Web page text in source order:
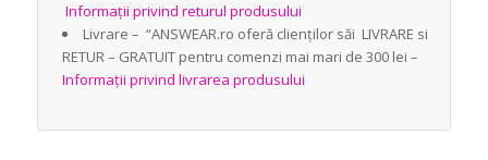
Informații privind returul produsului
Livrare – “ANSWEAR.ro oferă clienților săi LIVRARE si
RETUR – GRATUIT pentru comenzi mai mari de 300 lei –
Informații privind livrarea produsului